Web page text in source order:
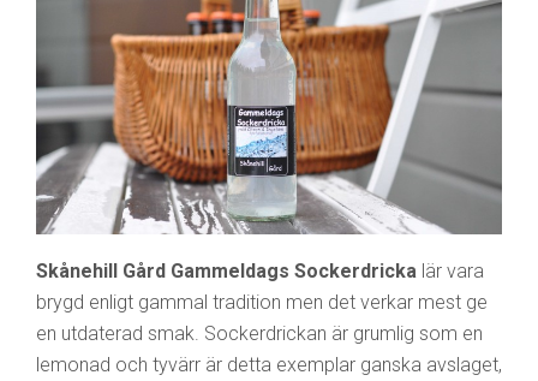
Skånehill Gård Gammeldags Sockerdricka lär vara
brygd enligt gammal tradition men det verkar mest ge
en utdaterad smak. Sockerdrickan är grumlig som en
lemonad och tyvärr är detta exemplar ganska avslaget,